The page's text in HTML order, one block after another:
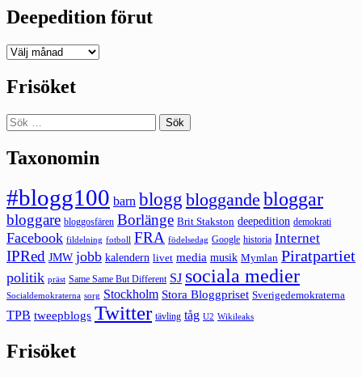
Deepedition förut
Deepedition
Frisöket
Sök
efter:
Taxonomin
#blogg100 barn blogg bloggande bloggar
bloggare bloggosfären Borlänge Brit Stakston deepedition demokrati
Facebook fildelning fotboll FRA födelsedag Google historia Internet
IPRed JMW jobb kalendern livet media musik Mymlan Piratpartiet
politik präst Same Same But Different SJ sociala medier
Socialdemokraterna sorg Stockholm Stora Bloggpriset Sverigedemokraterna
TPB tweepblogs Twitter tävling tåg U2 Wikileaks
Frisöket